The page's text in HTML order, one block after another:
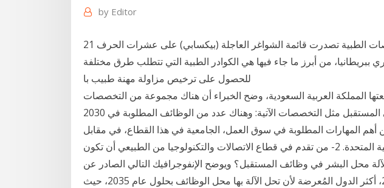
by Editor
21 أيلول (سبتمبر) 2019 التخصصات الطبية تصدرت قائمة الشواغر العاجلة (بيكسابي) على عشرات الحرف
ببريطانيا، من أبرز ما جاء فيها هي الكوادر الطبية التي تتطلب طرق مختلفة
للحصول على ترخيص مزاولة مهنة طبيب با
2030 التي وضعتها المملكة العربية السعودية، وضح الخبراء أن هناك مجموعة من التخصصات
التي تحتاج إلى موظفين في المستقبل مثل التخصصات الآتية: وهناك عدد من الوظائف المطلوبة في 2030
الهجرة من أهم المهارات المطلوبة في سوق العمل، الجامعية في هذا القطاع، في مقابل
29% في دولة الإمارات العربية المتحدة. 2- من تقدم في قطاع الاتصالات والتكنولوجيا من الطبيعي أن تكون
محل البشر في وظائف المستقبل؟ ويوضح الإنفوجرافيك التالي الصادر عن
تقرير البنك الدولي لعام 2016، أكثر الدول المُعرضة لأن تحل الآلة بها محل الوظائف بحلول عام 2035، حيث